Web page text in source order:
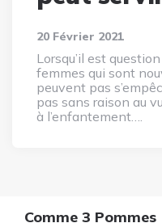
20 Février 2021
Lorsqu’il est
femmes qui sont
peuvent pas
pas sans raison au
à l’enfantement….
Comme 3 Pommes